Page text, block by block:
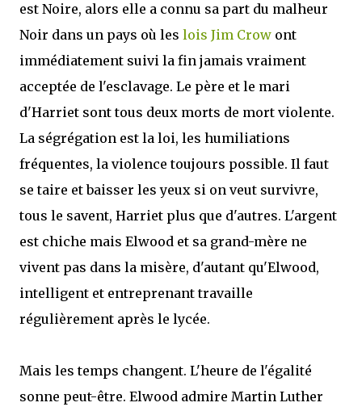
est Noire, alors elle a connu sa part du malheur
Noir dans un pays où les lois Jim Crow ont
immédiatement suivi la fin jamais vraiment
acceptée de l'esclavage. Le père et le mari
d'Harriet sont tous deux morts de mort violente.
La ségrégation est la loi, les humiliations
fréquentes, la violence toujours possible. Il faut
se taire et baisser les yeux si on veut survivre,
tous le savent, Harriet plus que d'autres. L'argent
est chiche mais Elwood et sa grand-mère ne
vivent pas dans la misère, d'autant qu'Elwood,
intelligent et entreprenant travaille
régulièrement après le lycée.
Mais les temps changent. L'heure de l'égalité
sonne peut-être. Elwood admire Martin Luther